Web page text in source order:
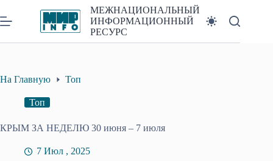
к
сути
МЕЖНАЦИОНАЛЬНЫЙ
ИНФОРМАЦИОННЫЙ
РЕСУРС
На Главную Топ
Топ
КРЫМ ЗА НЕДЕЛЮ 30 июня – 7 июля
7 Июл , 2025